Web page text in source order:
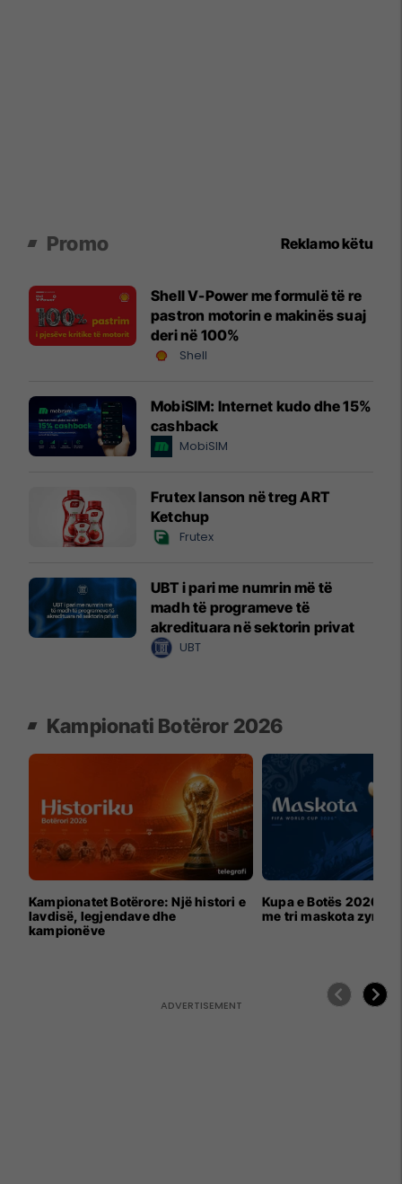
Promo Reklamo këtu
Shell V-Power me formulë të re
pastron motorin e makinës suaj
deri në 100%
Shell
MobiSIM: Internet kudo dhe 15%
cashback
MobiSIM
Frutex lanson në treg ART
Ketchup
Frutex
UBT i pari me numrin më të
madh të programeve të
akredituara në sektorin privat
UBT
Kampionati Botëror 2026
Kampionatet Botërore: Një histori e
lavdisë, legjendave dhe
kampionëve
Kupa e Botës 2026
me tri maskota zyrtare